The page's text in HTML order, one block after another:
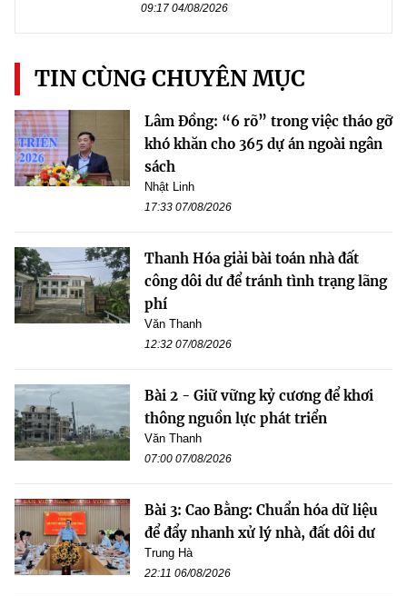
09:17 04/08/2026
TIN CÙNG CHUYÊN MỤC
Lâm Đồng: “6 rõ” trong việc tháo gỡ
khó khăn cho 365 dự án ngoài ngân
sách
Nhật Linh
17:33 07/08/2026
Thanh Hóa giải bài toán nhà đất
công dôi dư để tránh tình trạng lãng
phí
Văn Thanh
12:32 07/08/2026
Bài 2 - Giữ vững kỷ cương để khơi
thông nguồn lực phát triển
Văn Thanh
07:00 07/08/2026
Bài 3: Cao Bằng: Chuẩn hóa dữ liệu
để đẩy nhanh xử lý nhà, đất dôi dư
Trung Hà
22:11 06/08/2026